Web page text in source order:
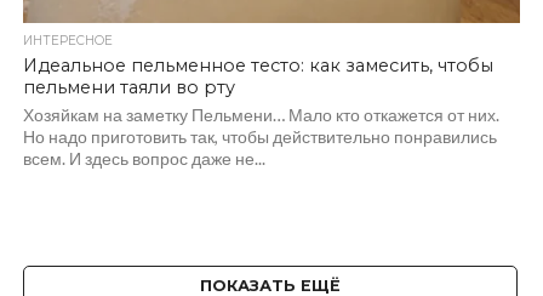
ИНТЕРЕСНОЕ
Идеальное пельменное тесто: как замесить, чтобы
пельмени таяли во рту
Хозяйкам на заметку Пельмени… Мало кто откажется от них.
Но надо приготовить так, чтобы действительно понравились
всем. И здесь вопрос даже не...
ПОКАЗАТЬ ЕЩЁ